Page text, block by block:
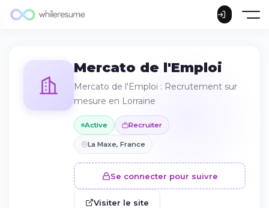
Mercato de l'Emploi
Mercato de l'Emploi : Recrutement sur
mesure en Lorraine
Active Recruiter
La Maxe, France
Se connecter pour suivre
Visiter le site